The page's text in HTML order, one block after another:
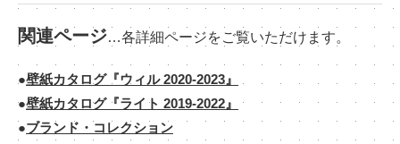
関連ページ…各詳細ページをご覧いただけます。
壁紙カタログ『ウィル 2020-2023』
壁紙カタログ『ライト 2019-2022』
ブランド・コレクション